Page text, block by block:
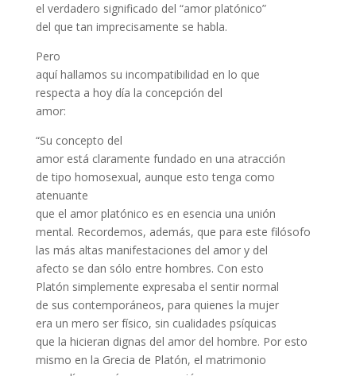
el verdadero significado del “amor platónico”
del que tan imprecisamente se habla.
Pero
aquí hallamos su incompatibilidad en lo que
respecta a hoy día la concepción del
amor:
“Su concepto del
amor está claramente fundado en una atracción
de tipo homosexual, aunque esto tenga como
atenuante
que el amor platónico es en esencia una unión
mental. Recordemos, además, que para este filósofo
las más altas manifestaciones del amor y del
afecto se dan sólo entre hombres. Con esto
Platón simplemente expresaba el sentir normal
de sus contemporáneos, para quienes la mujer
era un mero ser físico, sin cualidades psíquicas
que la hicieran dignas del amor del hombre. Por esto
mismo en la Grecia de Platón, el matrimonio